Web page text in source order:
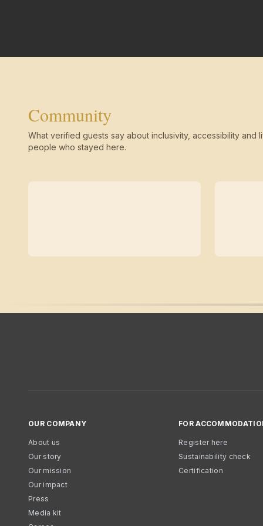
Community
What verified guests say about inclusivity, accessibility and
people who stayed here.
OUR COMPANY
About us
Our story
Our mission
Our impact
Press
Media kit
FOR
Register here
Sustainability check
Certification